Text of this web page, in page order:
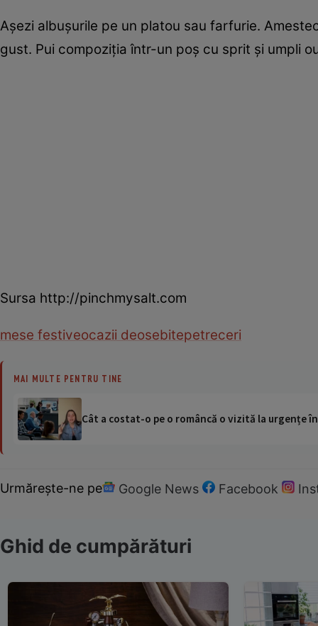
Aşezi albuşurile pe un platou sau farfurie.
gust. Pui compoziţia într-un poş cu sprit şi umpli
Sursa http://pinchmysalt.com
mese festiveocazii deosebitepetreceri
MAI MULTE PENTRU TINE
Cât a costat-o pe o româncă o vizită la urgențe
Urmărește-ne pe Google News Facebook
Ghid de cumpărături